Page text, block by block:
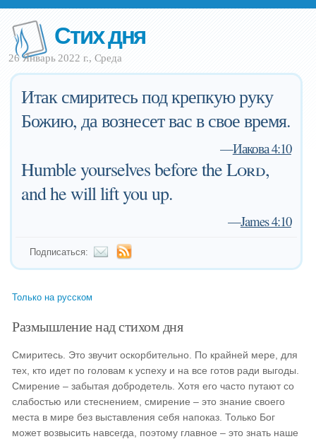
Стих дня
26 Январь 2022 г., Среда
Итак смиритесь под крепкую руку
Божию, да вознесет вас в свое время.
—Иакова 4:10
Humble yourselves before theLord,
and he will lift you up.
—James 4:10
Подписаться:
Только на русском
Размышление над стихом дня
Смиритесь. Это звучит оскорбительно. По крайней мере, для
тех, кто идет по головам к успеху и на все готов ради выгоды.
Смирение – забытая добродетель. Хотя его часто путают со
слабостью или стеснением, смирение – это знание своего
места в мире без выставления себя напоказ. Только Бог
может возвысить навсегда, поэтому главное – это знать наше